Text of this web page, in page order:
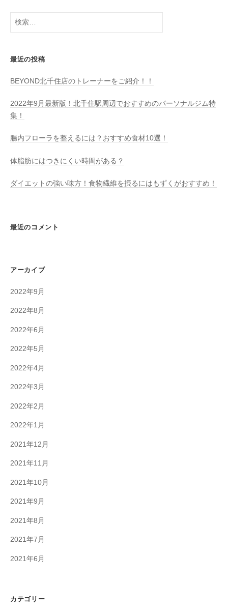
検
最近の投稿
BEYOND北千住店のトレーナーをご紹介！！
2022年9月最新版！北千住駅周辺でおすすめのパーソナルジム特
集！
腸内フローラを整えるには？おすすめ食材10選！
体脂肪にはつきにくい時間がある？
ダイエットの強い味方！食物繊維を摂るにはもずくがおすすめ！
最近のコメント
アーカイブ
2022年9月
2022年8月
2022年6月
2022年5月
2022年4月
2022年3月
2022年2月
2022年1月
2021年12月
2021年11月
2021年10月
2021年9月
2021年8月
2021年7月
2021年6月
カテゴリー